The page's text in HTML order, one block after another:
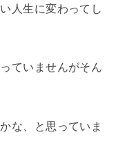
人生に変わってし
ていませんがそん
な、と思っていま